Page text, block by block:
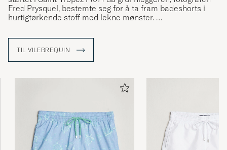
Fred Prysquel, bestemte seg for å ta fram badeshorts i
hurtigtørkende stoff med lekne mønster.
Badebuksene har blitt moderne klassikere og finnes i
TIL VILEBREQUIN